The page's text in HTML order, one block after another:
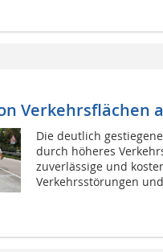
Verkehrsflächen
Die deutlich
durch höheres
zuverlässige und
Verkehrsstörungen